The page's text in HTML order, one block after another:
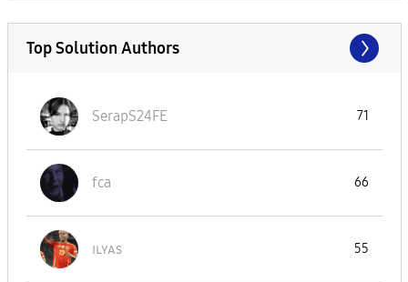
Top Solution Authors
SerapS24FE 71
fca 66
ɪʟʏᴀs 55